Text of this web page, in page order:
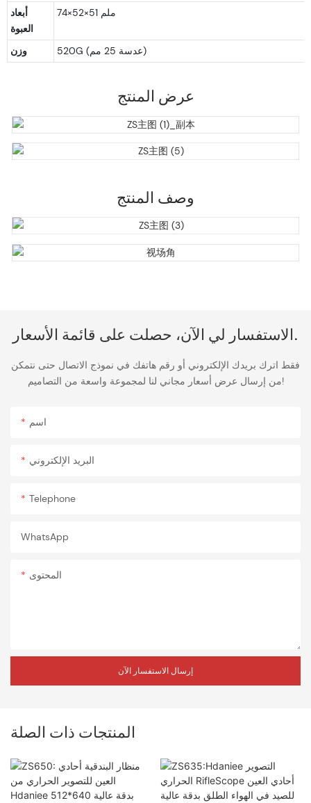
أبعاد
العبوة
74×52×51 ملم
وزن 520G (عدسة 25 مم)
عرض المنتج
وصف المنتج
الاستفسار لي الآن، حصلت على قائمة الأسعار.
فقط اترك بريدك الإلكتروني أو رقم هاتفك في نموذج الاتصال حتى نتمكن
من إرسال عرض أسعار مجاني لنا لمجموعة واسعة من التصاميم!
اسم
البريد الإلكتروني
Telephone
WhatsApp
المحتوى
إرسال الاستفسار الآن
المنتجات ذات الصلة